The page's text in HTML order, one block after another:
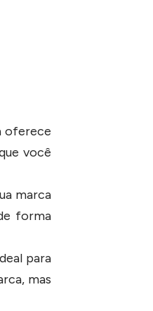
oferece
você
marca
forma
para
mas